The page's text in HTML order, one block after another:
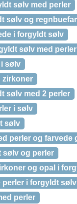
sølv med perler
sølv og
i forgyldt sølv
sølv med perler
sølv
zirkoner
sølv med 2 perler
i sølv
sølv
perler og farvede
sølv og perler
og opal i
perler i forgyldt sølv
perler